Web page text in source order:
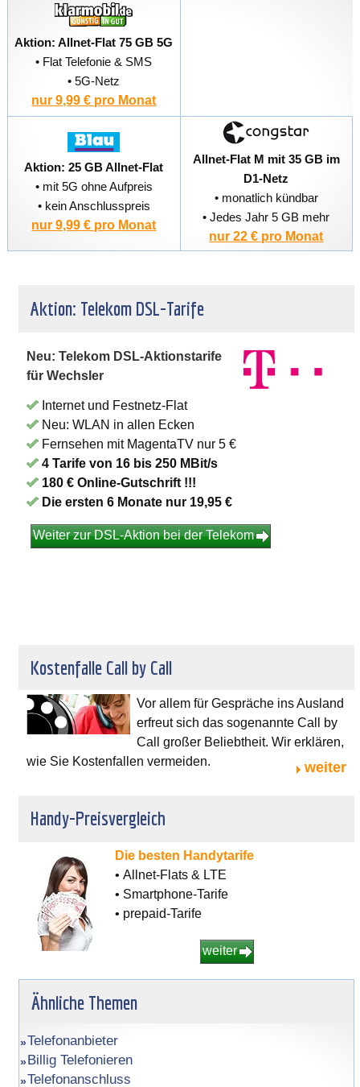
Aktion: Allnet-Flat 75 GB 5G
• Flat Telefonie & SMS
• 5G-Netz
nur 9,99 € pro Monat
Aktion: 25 GB Allnet-Flat
• mit 5G ohne Aufpreis
• kein Anschlusspreis
nur 9,99 € pro Monat
Allnet-Flat M mit 35 GB im
D1-Netz
• monatlich kündbar
• Jedes Jahr 5 GB mehr
nur 22 € pro Monat
Aktion: Telekom DSL-Tarife
Neu: Telekom DSL-Aktionstarife
für Wechsler
Internet und Festnetz-Flat
Neu: WLAN in allen Ecken
Fernsehen mit MagentaTV nur 5 €
4 Tarife von 16 bis 250 MBit/s
180 € Online-Gutschrift !!!
Die ersten 6 Monate nur 19,95 €
Weiter zur DSL-Aktion bei der Telekom
Kostenfalle Call by Call
Vor allem für Gespräche ins Ausland
erfreut sich das sogenannte Call by
Call großer Beliebtheit. Wir erklären,
wie Sie Kostenfallen vermeiden.
weiter
Handy-Preisvergleich
Die besten Handytarife
• Allnet-Flats & LTE
• Smartphone-Tarife
• prepaid-Tarife
weiter
Ähnliche Themen
Telefonanbieter
Billig Telefonieren
Telefonanschluss